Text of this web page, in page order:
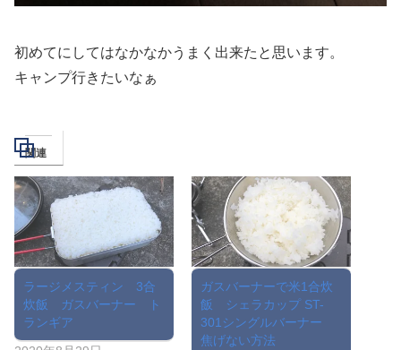
初めてにしてはなかなかうまく出来たと思います。
キャンプ行きたいなぁ
関連
ラージメスティン 3合
炊飯 ガスバーナー ト
ランギア
ガスバーナーで米1合炊
飯 シェラカップ ST-
301シングルバーナー
焦げない方法